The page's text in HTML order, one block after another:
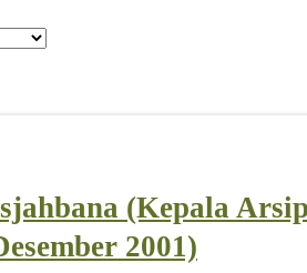
(Kepala
2001)